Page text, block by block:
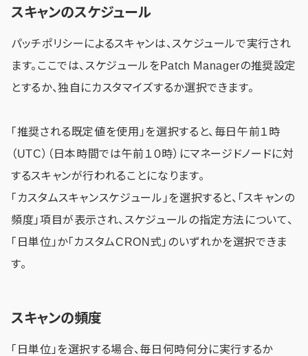
スキャンのスケジュール
パッチポリシーによるスキャンは、スケジュールで実行され
ます。ここでは、スケジュールをPatch Managerの推奨設定
とするか、独自にカスタマイズするか選択できます。
「推奨される既定値を使用」を選択すると、毎日午前１時
（UTC）（日本時間では午前１０時）にマネージドノードに対
するスキャンが行われることになります。
「カスタムスキャンスケジュール」を選択すると、「スキャンの
頻度」項目が表示され、スケジュールの指定方法について、
「日単位」か「カスタムCRON式」のいずれかを選択できま
す。
スキャンの頻度
「日単位」を選択する場合、毎日何時何分に実行するか